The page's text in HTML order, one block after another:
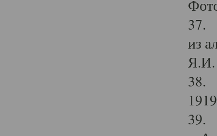
37.
из
Я.И.
38.
39.